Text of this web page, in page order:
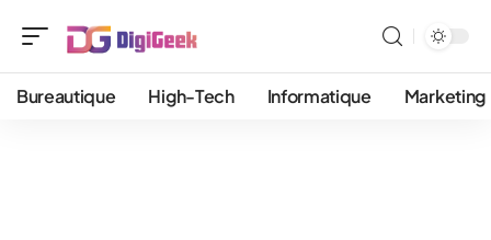
Bureautique High-Tech Informatique Marketing